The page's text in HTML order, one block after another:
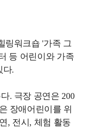
링워크숍 '가족 그
등 어린이와 가족
다.
. 극장 공연은 200
장애어린이를 위
, 전시, 체험 활동